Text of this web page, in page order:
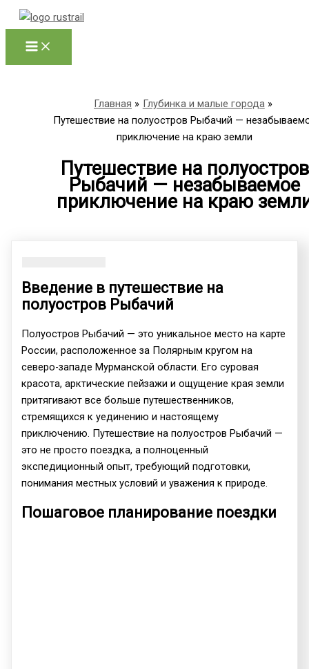
Перейти
к
содержимому
Главная
Глубинка и малые города
Путешествие на полуостров Рыбачий —
приключение на краю земли
Путешествие на полуостров
Рыбачий — незабываемое
приключение на краю
Введение в путешествие на
полуостров Рыбачий
Полуостров Рыбачий — это уникальное место на карте
России, расположенное за Полярным кругом на
северо-западе Мурманской области. Его суровая
красота, арктические пейзажи и ощущение края земли
притягивают все больше путешественников,
стремящихся к уединению и настоящему
приключению. Путешествие на полуостров Рыбачий —
это не просто поездка, а полноценный
экспедиционный опыт, требующий подготовки,
понимания местных условий и уважения к природе.
Пошаговое планирование поездки